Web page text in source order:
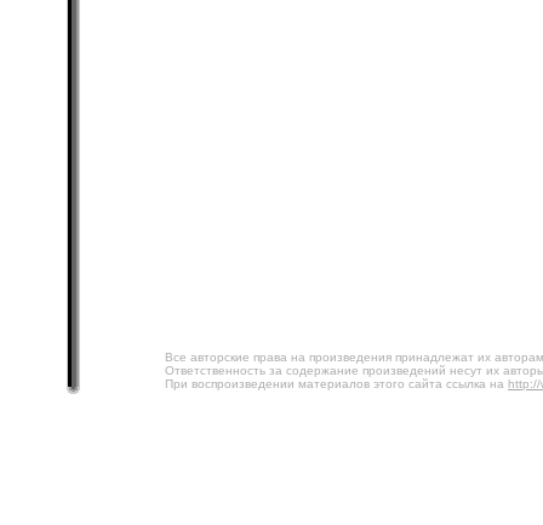
Все авторские права на произведения принадлежат их
Ответственность за содержание произведений несут их
При воспроизведении материалов этого сайта ссылка на http://